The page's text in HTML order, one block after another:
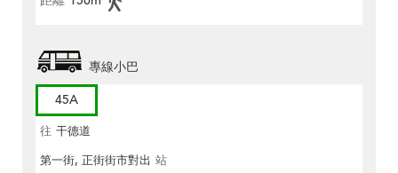
專線小巴
45A
往 干德道
第一街, 正街街市對出 站